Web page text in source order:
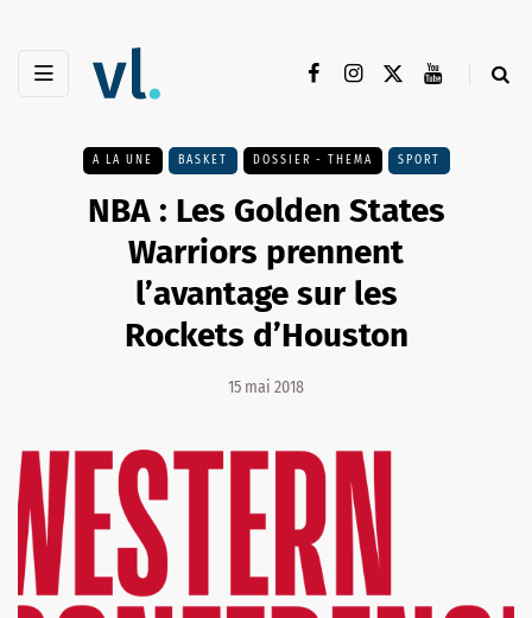
A LA UNE BASKET DOSSIER - THEMA SPORT
NBA : Les Golden States
Warriors prennent
l’avantage sur les
Rockets d’Houston
15 mai 2018